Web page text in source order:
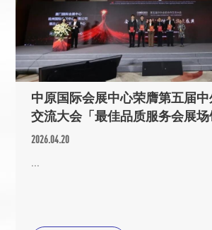
中原国际会展中心荣膺第五届
交流大会「最佳品质服务会展场
2026.04.20
...